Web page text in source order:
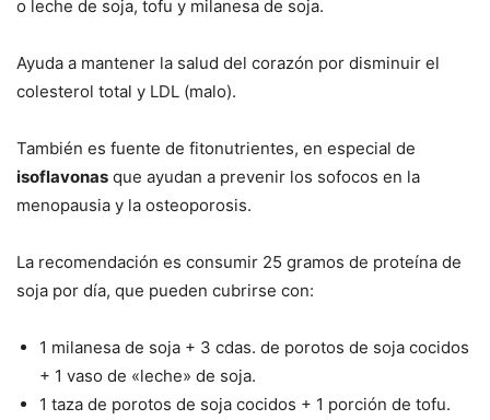
o leche de soja, tofu y milanesa de soja.
Ayuda a mantener la salud del corazón por disminuir el
colesterol total y LDL (malo).
También es fuente de fitonutrientes, en especial de
isoflavonas que ayudan a prevenir los sofocos en la
menopausia y la osteoporosis.
La recomendación es consumir 25 gramos de proteína de
soja por día, que pueden cubrirse con:
1 milanesa de soja + 3 cdas. de porotos de soja cocidos
+ 1 vaso de «leche» de soja.
1 taza de porotos de soja cocidos + 1 porción de tofu.